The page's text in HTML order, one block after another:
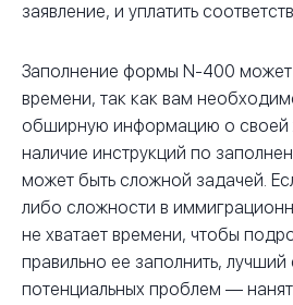
заявление, и уплатить
Заполнение формы N-400 может
времени, так как вам
обширную информацию о своей
наличие инструкций по
может быть сложной задачей.
либо сложности в
не хватает времени, чтобы
правильно ее заполнить,
потенциальных проблем —